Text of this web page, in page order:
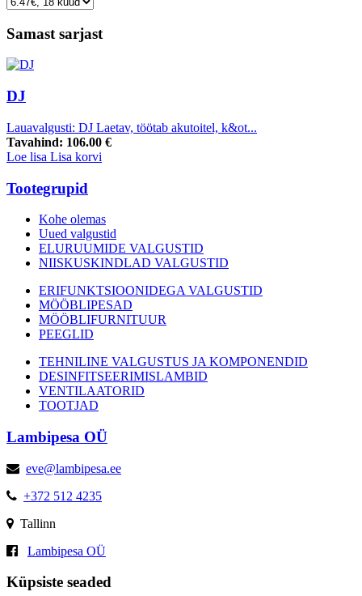
Samast sarjast
DJ
Lauavalgusti: DJ Laetav, töötab akutoitel, k&ot...
Tavahind: 106.00 €
Loe lisa Lisa korvi
Tootegrupid
Kohe olemas
Uued valgustid
ELURUUMIDE VALGUSTID
NIISKUSKINDLAD VALGUSTID
ERIFUNKTSIOONIDEGA VALGUSTID
MÖÖBLIPESAD
MÖÖBLIFURNITUUR
PEEGLID
TEHNILINE VALGUSTUS JA KOMPONENDID
DESINFITSEERIMISLAMBID
VENTILAATORID
TOOTJAD
Lambipesa OÜ
eve@lambipesa.ee
+372 512 4235
Tallinn
Lambipesa OÜ
Küpsiste seaded